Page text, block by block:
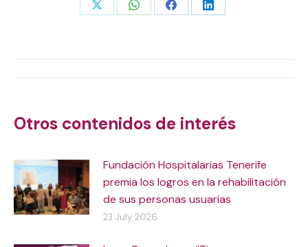
Share Share Share Share
Otros contenidos de interés
Fundación Hospitalarias Tenerife
premia los logros en la rehabilitación
de sus personas usuarias
23 July, 2026